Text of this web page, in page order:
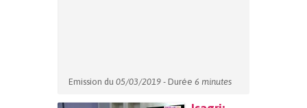
Emission du 05/03/2019 - Durée 6 minutes